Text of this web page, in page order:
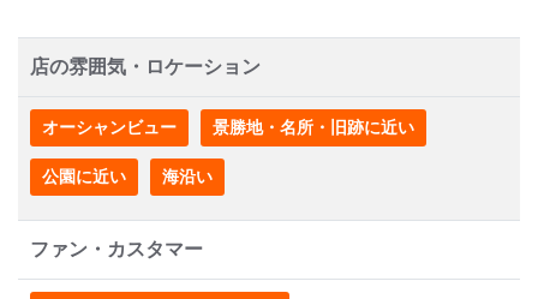
店の雰囲気・ロケーション
オーシャンビュー 景勝地・名所・旧跡に近い
公園に近い 海沿い
ファン・カスタマー